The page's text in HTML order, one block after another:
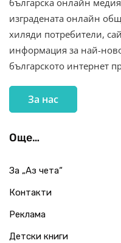
българска онлайн
изградената онлайн
хиляди потребители,
информация за най-
българското интернет
За нас
Още…
За „Аз чета“
Контакти
Реклама
Детски книги